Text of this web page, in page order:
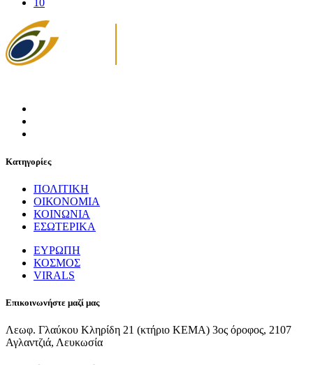
10
Κατηγορίες
ΠΟΛΙΤΙΚΗ
ΟΙΚΟΝΟΜΙΑ
ΚΟΙΝΩΝΙΑ
ΕΣΩΤΕΡΙΚΑ
ΕΥΡΩΠΗ
ΚΟΣΜΟΣ
VIRALS
Επικοινωνήστε μαζί μας
Λεωφ. Γλαύκου Κληρίδη 21 (κτήριο ΚΕΜΑ) 3ος όροφος, 2107
Αγλαντζιά, Λευκωσία